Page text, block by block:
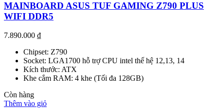
MAINBOARD ASUS TUF GAMING Z790 PLUS
WIFI DDR5
7.890.000 ₫
Chipset: Z790
Socket: LGA1700 hỗ trợ CPU intel thế hệ 12,13, 14
Kích thước: ATX
Khe cắm RAM: 4 khe (Tối đa 128GB)
Còn hàng
Thêm vào giỏ